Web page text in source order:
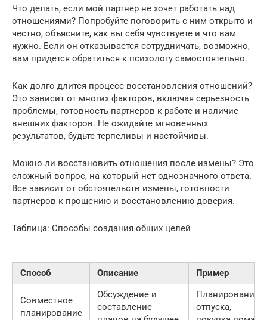
Что делать, если мой партнер не хочет работать над
отношениями? Попробуйте поговорить с ним открыто и
честно, объясните, как вы себя чувствуете и что вам
нужно. Если он отказывается сотрудничать, возможно,
вам придется обратиться к психологу самостоятельно.
Как долго длится процесс восстановления отношений?
Это зависит от многих факторов, включая серьезность
проблемы, готовность партнеров к работе и наличие
внешних факторов. Не ожидайте мгновенных
результатов, будьте терпеливы и настойчивы.
Можно ли восстановить отношения после измены? Это
сложный вопрос, на который нет однозначного ответа.
Все зависит от обстоятельств измены, готовности
партнеров к прощению и восстановлению доверия.
Таблица: Способы создания общих целей
Способ Описание Пример
Совместное
планирование
Обсуждение и
составление
Планирование
отпуска,